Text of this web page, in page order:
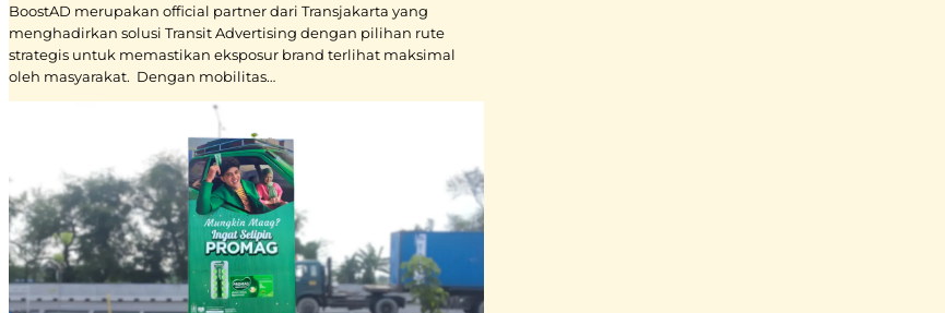
BoostAD merupakan official partner dari Transjakarta yang
menghadirkan solusi Transit Advertising dengan pilihan rute
strategis untuk memastikan eksposur brand terlihat maksimal
oleh masyarakat. Dengan mobilitas…